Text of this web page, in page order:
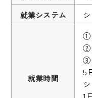
就業システム
就業時間
①
②
③
5